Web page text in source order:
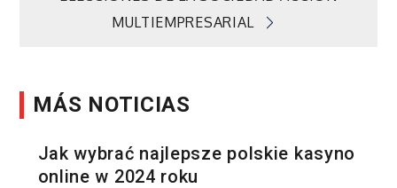
MULTIEMPRESARIAL
MÁS NOTICIAS
Jak wybrać najlepsze polskie kasyno
online w 2024 roku